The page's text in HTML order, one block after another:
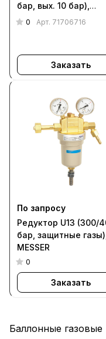
бар, вых. 10 бар),
MESSER
0 Арт. 71706716
Заказать
По запросу
Редуктор U13 (300/
бар, защитные газы),
MESSER
0
Заказать
Баллонные